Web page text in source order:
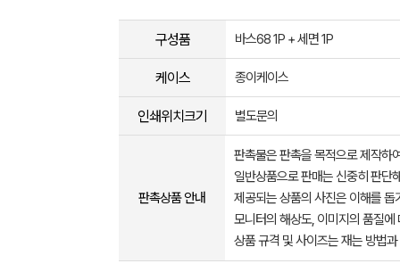
구성품 바스68 1P + 세면 1P
케이스 종이케이스
인쇄위치크기 별도문의
판촉상품 안내
판촉물은 판촉을 목적으로 제작하
일반상품으로 판매는 신중히 판단
제공되는 상품의 사진은 이해를
모니터의 해상도, 이미지의 품질
상품 규격 및 사이즈는 재는 방법